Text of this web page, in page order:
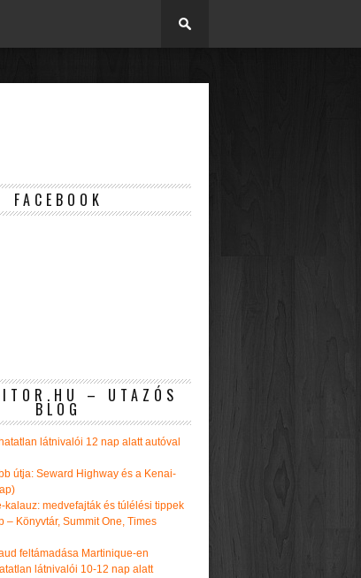
FACEBOOK
– UTAZÓS
BLOG
látnivalói 12 nap alatt autóval
útja: Seward Highway és a Kenai-
kalauz: medvefajták és túlélési tippek
– Könyvtár, Summit One, Times
feltámadása Martinique-en
látnivalói 10-12 nap alatt